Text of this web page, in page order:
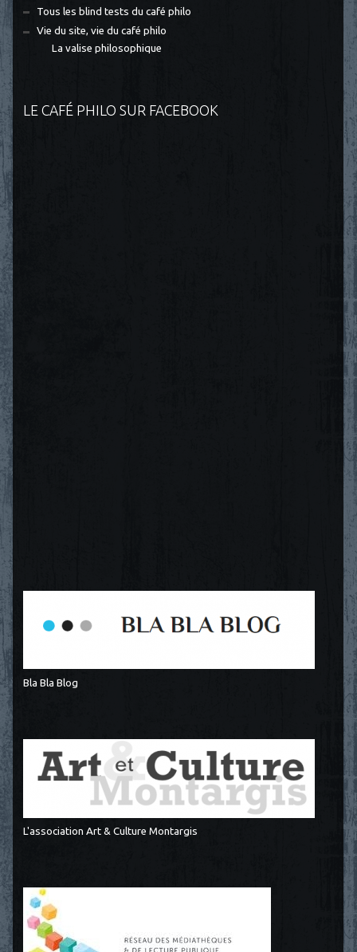
Tous les blind tests du café philo
Vie du site, vie du café philo
La valise philosophique
LE CAFÉ PHILO SUR FACEBOOK
Bla Bla Blog
L'association Art & Culture Montargis